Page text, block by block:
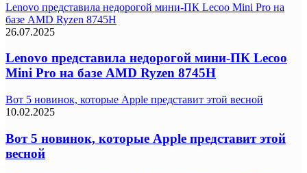
Lenovo представила недорогой мини-ПК Lecoo Mini Pro на
базе AMD Ryzen 8745H
26.07.2025
Lenovo представила недорогой мини-ПК Lecoo
Mini Pro на базе AMD Ryzen 8745H
Вот 5 новинок, которые Apple представит этой весной
10.02.2025
Вот 5 новинок, которые Apple представит этой
весной